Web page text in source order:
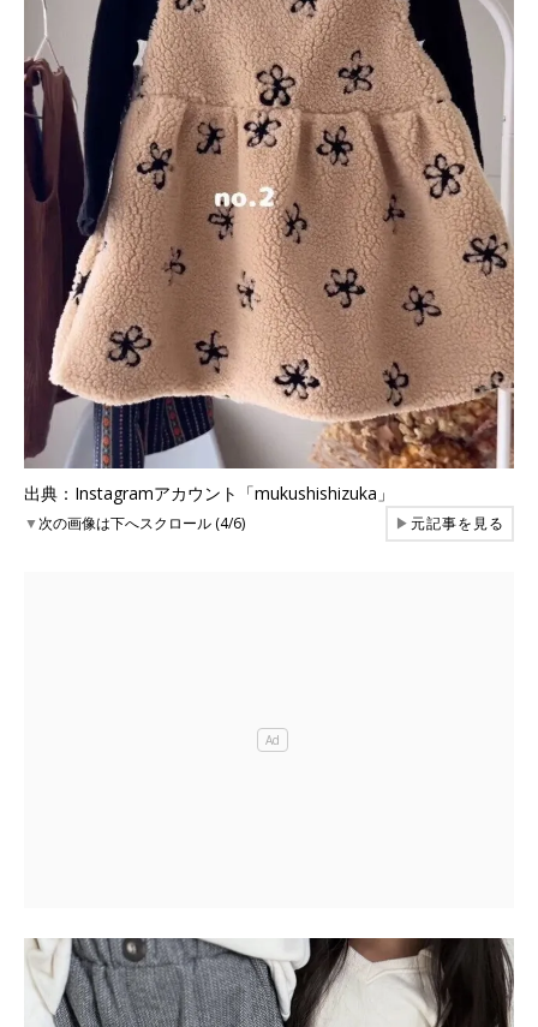
出典：Instagramアカウント「mukushishizuka」
▼次の画像は下へスクロール (4/6) ▶元記事を見る